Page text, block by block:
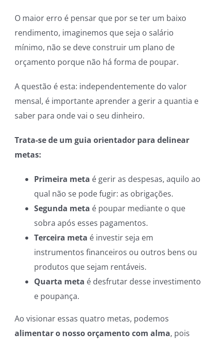
O maior erro é pensar que por se ter um baixo
rendimento, imaginemos que seja o salário
mínimo, não se deve construir um plano de
orçamento porque não há forma de poupar.
A questão é esta: independentemente do valor
mensal, é importante aprender a gerir a quantia e
saber para onde vai o seu dinheiro.
Trata-se de um guia orientador para delinear
metas:
Primeira meta é gerir as despesas, aquilo ao
qual não se pode fugir: as obrigações.
Segunda meta é poupar mediante o que
sobra após esses pagamentos.
Terceira meta é investir seja em
instrumentos financeiros ou outros bens ou
produtos que sejam rentáveis.
Quarta meta é desfrutar desse investimento
e poupança.
Ao visionar essas quatro metas, podemos
alimentar o nosso orçamento com alma, pois